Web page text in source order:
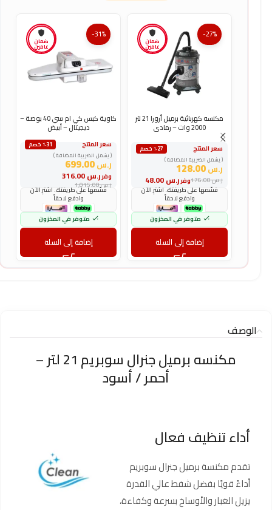
ضمان
عامين
-27%
مكنسه كهربائية برميل أرورا 21 لتر
2000 وات – رمادى
سعر المنتج
٪27 خصم
( يشمل الضريبة المضافة )
ر.س128.00
وفرر.س ر.س176.00
قسّمها على طريقتك. اشترِ الآن
وادفع لاحقاً
متوفر في المخزون
إضافة إلى السلة
ضمان
عامين
-31%
كاوية كبس كي ام سي 40 بوصة –
ديجيتال – أبيض
سعر المنتج
٪31 خصم
( يشمل الضريبة المضافة )
ر.س699.00
وفرر.س
ر.س1,015.00
قسّمها على طريقتك. اشترِ الآن
وادفع لاحقاً
متوفر في المخزون
إضافة إلى السلة
الوصف
مكنسه برميل جنرال سوبريم 21 لتر –
أحمر / أسود
أداء تنظيف فعال
تقدم مكنسة برميل جنرال سوبريم
أداءً قويًا بفضل شفط عالي القدرة
يزيل الغبار والأوساخ بسرعة وكفاءة،